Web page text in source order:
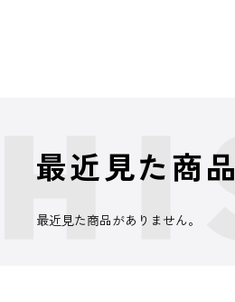
最近見た商品
最近見た商品がありません。